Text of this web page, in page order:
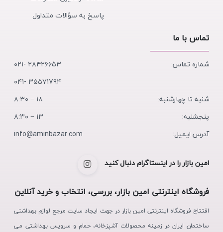
پاسخ به سؤالات متداول
تماس با ما
شماره تماس:
۲۸۴۲۶۶۵۳ -۰۲۱
۳۵۵۷۱۷۹۴ -۰۴۱
شنبه تا چهارشنبه:
۱۸ − ۸:۳۰
پنجشنبه:
۱۳ − ۸:۳۰
آدرس ایمیل:
info@aminbazar.com
امین بازار را در اینستاگرام دنبال کنید
فروشگاه اینترنتی امین بازار، بررسی، انتخاب و خرید آنلاین
افتتاح فروشگاه اینترنتی امین بازار در جهت ایجاد سایت مرجع لوازم بهداشتی
ساختمان ایران در زمینه محصولات آشپزخانه، حمام و سرویس بهداشتی می